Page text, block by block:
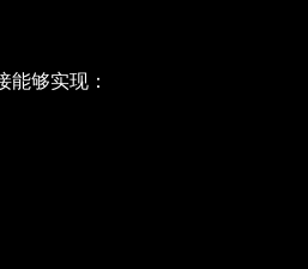
够实现：